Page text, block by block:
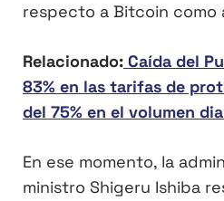
respecto a Bitcoin como
Relacionado: Caída del
83% en las tarifas de
del 75% en el volumen
En ese momento, la
ministro Shigeru Ishiba